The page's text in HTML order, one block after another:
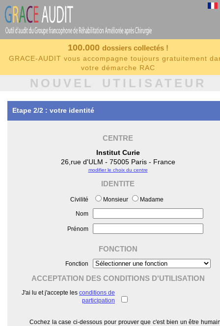
100.000 dossiers collectés !
GRACE-AUDIT vous accompagne toujours gratuitement
votre démarche RAC
NOUVEL UTILISATEUR
Etape 2/2 : votre identité
CENTRE
Institut Curie
26,rue d'ULM - 75005 Paris - France
modifier le choix du centre
IDENTITE
Civilité Monsieur Madame
Nom
Prénom
FONCTION
Fonction
ACCEPTATION DES CONDITIONS D'UTILISATION
J'ai lu et j'accepte les conditions de
participation
Cochez la case ci-dessous pour prouver que c'est bien un être